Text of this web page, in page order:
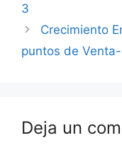
3
Crecimiento
puntos de
Deja un